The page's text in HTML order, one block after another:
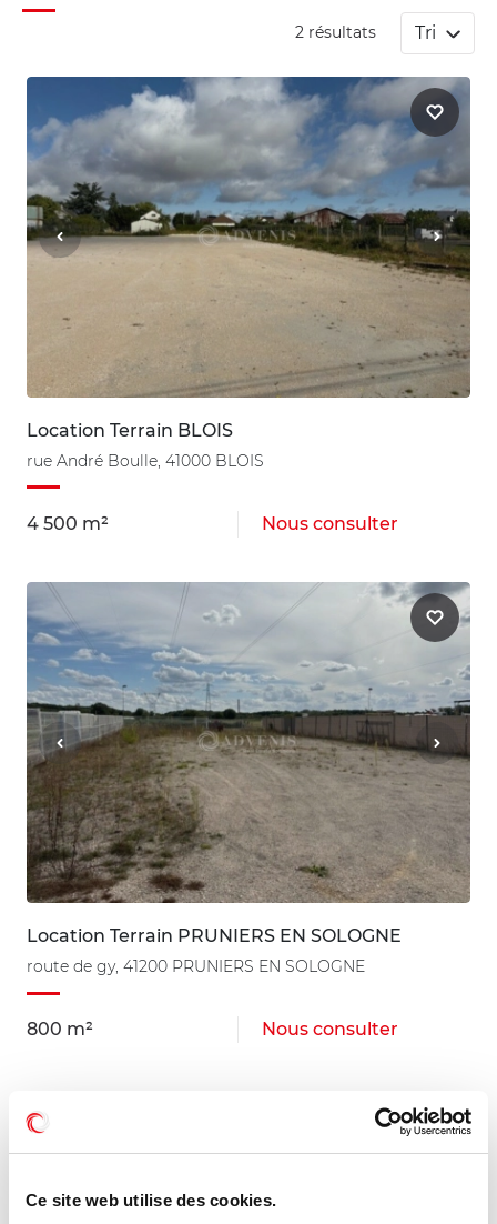
Ce site web utilise des cookies.
2 résultats Tri
Location Terrain BLOIS
rue André Boulle, 41000 BLOIS
4 500 m² Nous consulter
Location Terrain PRUNIERS EN SOLOGNE
route de gy, 41200 PRUNIERS EN SOLOGNE
800 m² Nous consulter